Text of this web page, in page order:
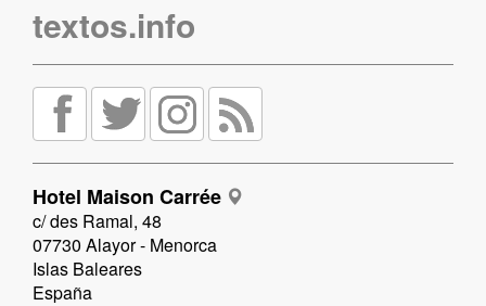
textos.info
Hotel Maison Carrée
c/ des Ramal, 48
07730 Alayor - Menorca
Islas Baleares
España